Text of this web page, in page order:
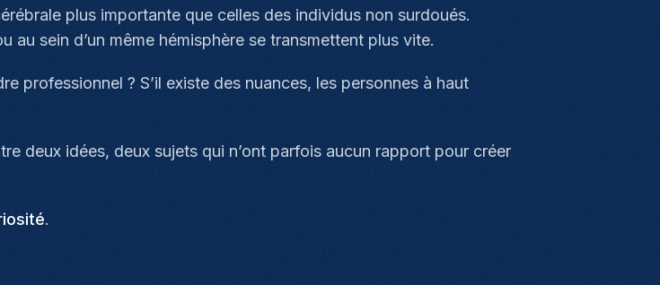
plus importante que celles des individus non surdoués.
sein d’un même hémisphère se transmettent plus vite.
professionnel ? S’il existe des nuances, les personnes à haut
deux idées, deux sujets qui n’ont parfois aucun rapport pour créer
.